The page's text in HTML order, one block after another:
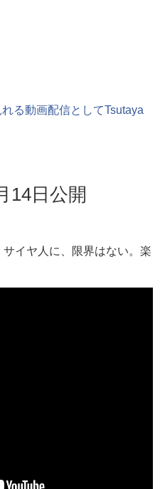
る動画配信としてTsutaya
14日公開
サイヤ人に、限界はない。楽